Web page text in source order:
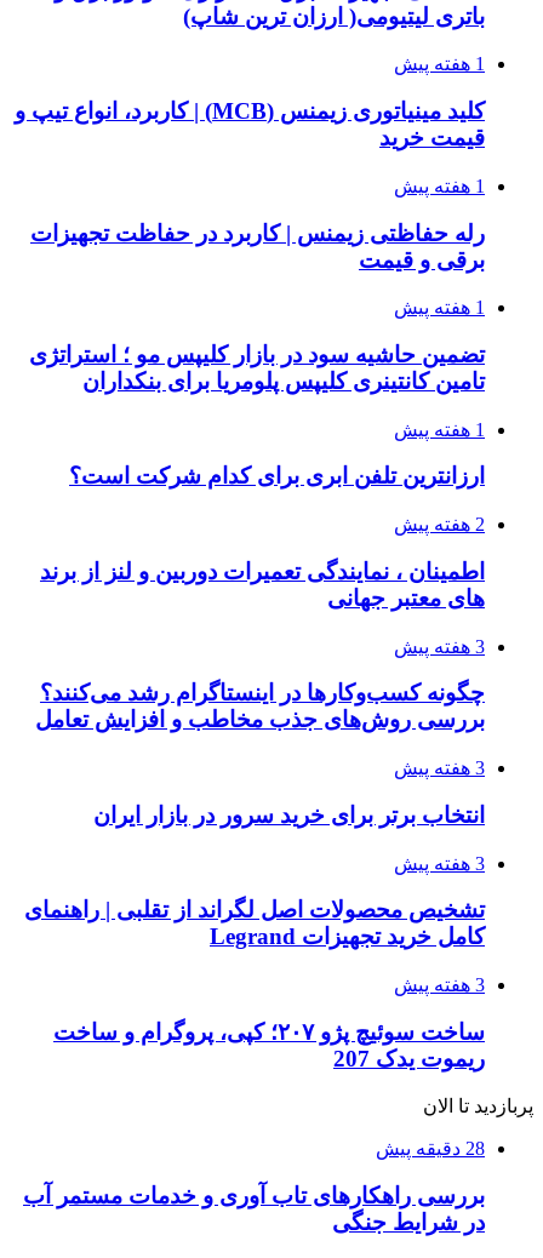
باتری لیتیومی( ارزان ترین شاپ)
1 هفته پیش
کلید مینیاتوری زیمنس (MCB) | کاربرد، انواع تیپ و
قیمت خرید
1 هفته پیش
رله حفاظتی زیمنس | کاربرد در حفاظت تجهیزات
برقی و قیمت
1 هفته پیش
تضمین حاشیه سود در بازار کلیپس مو ؛ استراتژی
تامین کانتینری کلیپس پلومریا برای بنکداران
1 هفته پیش
ارزانترین تلفن ابری برای کدام شرکت است؟
2 هفته پیش
اطمینان ، نمایندگی تعمیرات دوربین و لنز از برند
های معتبر جهانی
3 هفته پیش
چگونه کسب‌وکارها در اینستاگرام رشد می‌کنند؟
بررسی روش‌های جذب مخاطب و افزایش تعامل
3 هفته پیش
انتخاب برتر برای خرید سرور در بازار ایران
3 هفته پیش
تشخیص محصولات اصل لگراند از تقلبی | راهنمای
کامل خرید تجهیزات Legrand
3 هفته پیش
ساخت سوئیچ پژو ۲۰۷؛ کپی، پروگرام و ساخت
ریموت یدک 207
پربازدید تا الان
28 دقیقه پیش
بررسی راهکارهای تاب آوری و خدمات مستمر آب
در شرایط جنگی